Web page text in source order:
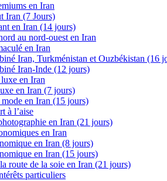
en Iran
Iran (7 Jours)
en Iran (14 jours)
au nord-ouest en Iran
en Iran
Iran, Turkménistan et Ouzbékistan (16
Iran-Inde (12 jours)
en Iran
en Iran (7 jours)
en Iran (15 jours)
à l’aise
en Iran (21 jours)
en Iran
en Iran (8 jours)
en Iran (15 jours)
route de la soie en Iran (21 jours)
particuliers